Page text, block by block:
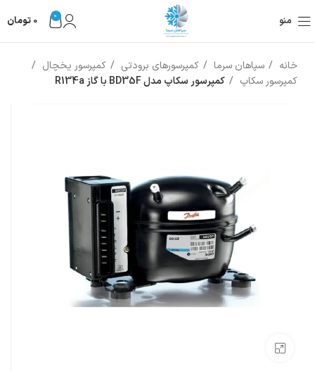
منو 0
0 تومان
خانه سپاهان سرما کمپرسورهای برودتی
کمپرسور یخچال
کمپرسور سکاپ
کمپرسور سکاپ مدل BD35F با گاز R134a